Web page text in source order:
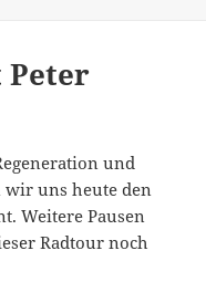
Peter
und
wir uns heute den
Weitere Pausen
Radtour noch